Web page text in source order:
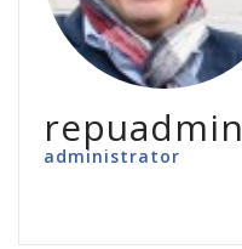
repuadmin
administrator